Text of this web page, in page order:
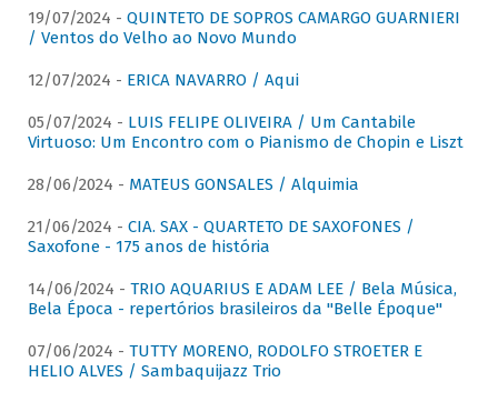
19/07/2024 - QUINTETO DE SOPROS CAMARGO GUARNIERI
/ Ventos do Velho ao Novo Mundo
12/07/2024 - ERICA NAVARRO / Aqui
05/07/2024 - LUIS FELIPE OLIVEIRA / Um Cantabile
Virtuoso: Um Encontro com o Pianismo de Chopin e Liszt
28/06/2024 - MATEUS GONSALES / Alquimia
21/06/2024 - CIA. SAX - QUARTETO DE SAXOFONES /
Saxofone - 175 anos de história
14/06/2024 - TRIO AQUARIUS E ADAM LEE / Bela Música,
Bela Época - repertórios brasileiros da "Belle Époque"
07/06/2024 - TUTTY MORENO, RODOLFO STROETER E
HELIO ALVES / Sambaquijazz Trio